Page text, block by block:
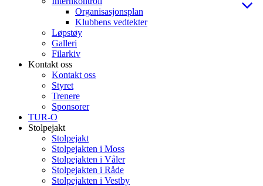
Organisasjonsplan
Klubbens vedtekter
Løpstøy
Galleri
Filarkiv
Kontakt oss
Kontakt oss
Styret
Trenere
Sponsorer
TUR-O
Stolpejakt
Stolpejakt
Stolpejakten i Moss
Stolpejakten i Våler
Stolpejakten i Råde
Stolpejakten i Vestby